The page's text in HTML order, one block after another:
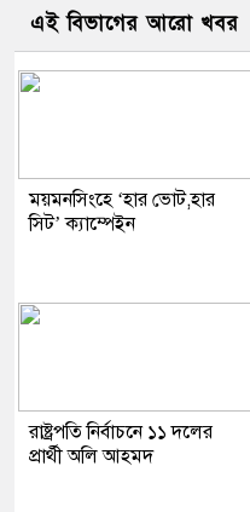
এই বিভাগের আরো খবর
ময়মনসিংহে ‘হার ভোট,হার
সিট’ ক্যাম্পেইন
রাষ্ট্রপতি নির্বাচনে ১১ দলের
প্রার্থী অলি আহমদ